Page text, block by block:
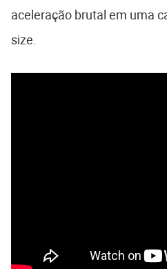
aceleração brutal em uma
size.